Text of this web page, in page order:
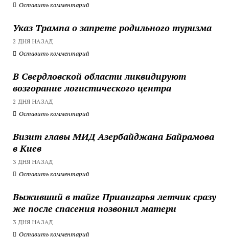
Оставить комментарий
Указ Трампа о запрете родильного туризма
2 ДНЯ НАЗАД
Оставить комментарий
В Свердловской области ликвидируют
возгорание логистического центра
2 ДНЯ НАЗАД
Оставить комментарий
Визит главы МИД Азербайджана Байрамова
в Киев
3 ДНЯ НАЗАД
Оставить комментарий
Выживший в тайге Приангарья летчик сразу
же после спасения позвонил матери
3 ДНЯ НАЗАД
Оставить комментарий